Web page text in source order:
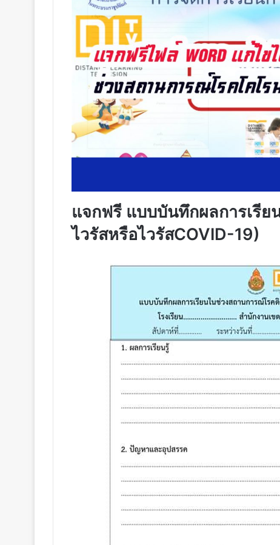
แจกฟรี แบบบันทึกผลการเรี
ไวรัสหรือไวรัสCOVID-19)